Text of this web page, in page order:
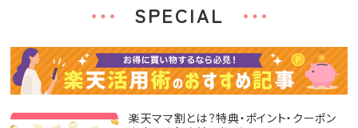
SPECIAL
楽天ママ割とは？特典・ポイント・クーポン